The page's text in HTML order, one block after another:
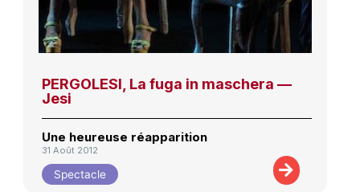
PERGOLESI, La fuga in maschera —
Jesi
Une heureuse réapparition
31 Août 2012
Spectacle